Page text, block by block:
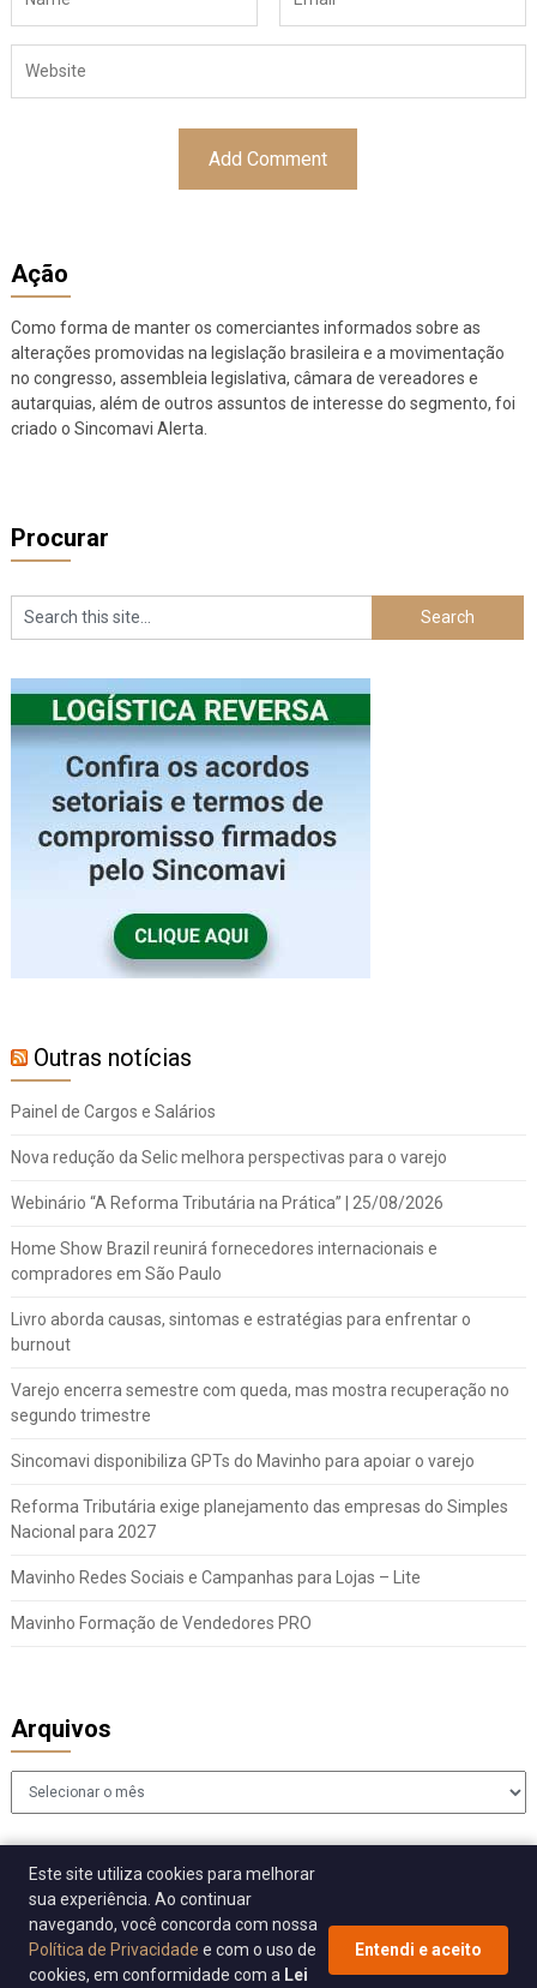
Ação
Como forma de manter os comerciantes informados sobre as
alterações promovidas na legislação brasileira e a movimentação
no congresso, assembleia legislativa, câmara de vereadores e
autarquias, além de outros assuntos de interesse do segmento, foi
criado o Sincomavi Alerta.
Procurar
Outras notícias
Painel de Cargos e Salários
Nova redução da Selic melhora perspectivas para o varejo
Webinário “A Reforma Tributária na Prática” | 25/08/2026
Home Show Brazil reunirá fornecedores internacionais e
compradores em São Paulo
Livro aborda causas, sintomas e estratégias para enfrentar o
burnout
Varejo encerra semestre com queda, mas mostra recuperação no
segundo trimestre
Sincomavi disponibiliza GPTs do Mavinho para apoiar o varejo
Reforma Tributária exige planejamento das empresas do Simples
Nacional para 2027
Mavinho Redes Sociais e Campanhas para Lojas – Lite
Mavinho Formação de Vendedores PRO
Arquivos
Arquivos
© 2026 Sincomavi Alerta| WordPress Theme bySuperb WordPress
Este site utiliza cookies para melhorar
sua experiência. Ao continuar
navegando, você concorda com nossa
Política de Privacidade e com o uso de
cookies, em conformidade com a Lei
Entendi e aceito